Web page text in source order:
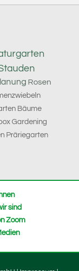
Rosen
Bäume
Gardening
Präriegarten
sind
Zoom